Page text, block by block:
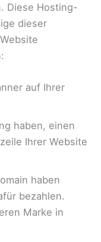
Diese Hosting-
dieser
auf Ihrer
haben, einen
Ihrer Website
haben
bezahlen.
Marke in